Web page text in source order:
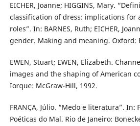
EICHER, Joanne; HIGGINS, Mary.
classification of dress: implications for
roles”. In: BARNES, Ruth; EICHER,
gender. Making and meaning. Oxford:
EWEN, Stuart; EWEN, Elizabeth.
images and the shaping of American
Iorque: McGraw-Hill, 1992.
FRANÇA, Júlio. “Medo e literatura”. In:
Poéticas do Mal. Rio de Janeiro: